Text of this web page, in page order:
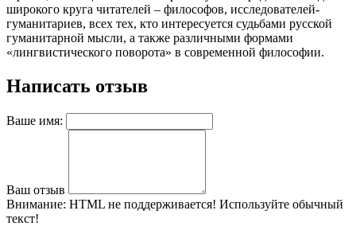
широкого круга читателей – философов, исследователей-
гуманитариев, всех тех, кто интересуется судьбами русской
гуманитарной мысли, а также различными формами
«лингвистического поворота» в современной философии.
Написать отзыв
Ваше имя:
Ваш отзыв
Внимание: HTML не поддерживается! Используйте обычный
текст!